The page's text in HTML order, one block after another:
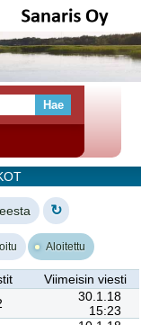
↻
Aloitettu
Viimeisin viesti
30.1.18
15:23